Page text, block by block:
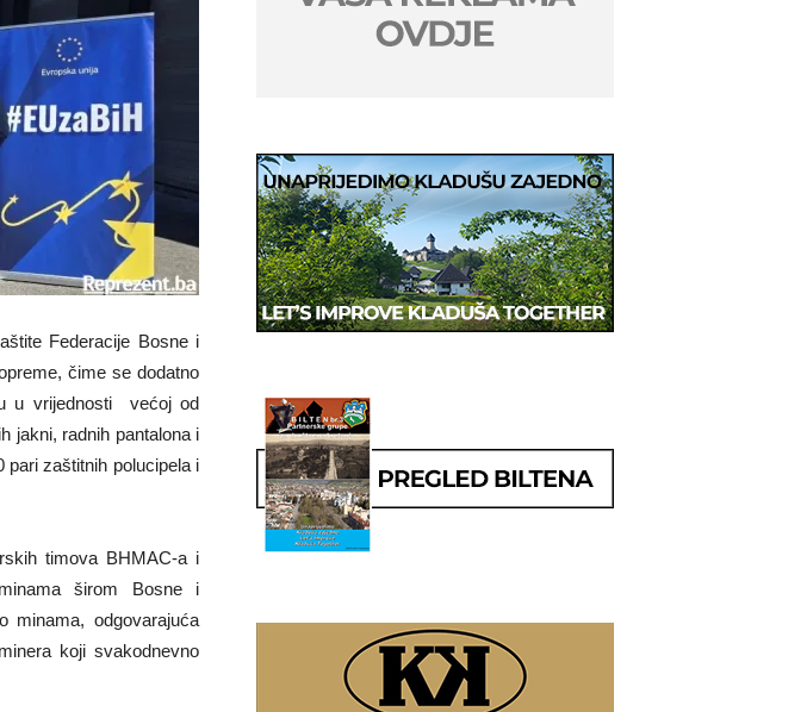
Federacije Bosne i
čime se dodatno
u vrijednosti većoj od
jakni, radnih pantalona i
pari zaštitnih polucipela i
timova BHMAC-a i
širom Bosne i
minama, odgovarajuća
koji svakodnevno